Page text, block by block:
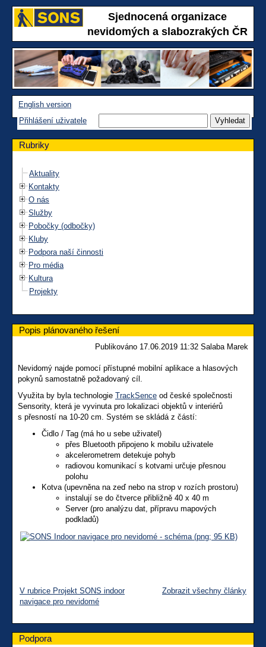
Sjednocená organizace
nevidomých a slabozrakých ČR
English version
Přihlášení uživatele
Rubriky
Aktuality
Kontakty
O nás
Služby
Pobočky (odbočky)
Kluby
Podpora naší činnosti
Pro média
Kultura
Projekty
Popis plánovaného řešení
Publikováno 17.06.2019 11:32 Salaba Marek
Nevidomý najde pomocí přístupné mobilní aplikace a hlasových
pokynů samostatně požadovaný cíl.
Využita by byla technologie TrackSence od české společnosti
Sensority, která je vyvinuta pro lokalizaci objektů v interiérů
s přesností na 10-20 cm. Systém se skládá z částí:
Čidlo / Tag (má ho u sebe uživatel)
přes Bluetooth připojeno k mobilu uživatele
akcelerometrem detekuje pohyb
radiovou komunikací s kotvami určuje přesnou
polohu
Kotva (upevněna na zeď nebo na strop v rozích prostoru)
instalují se do čtverce přibližně 40 x 40 m
Server (pro analýzu dat, přípravu mapových
podkladů)
V rubrice Projekt SONS indoor
navigace pro nevidomé
Zobrazit všechny články
Podpora